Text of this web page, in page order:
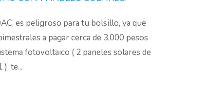
es peligroso para tu bolsillo, ya que
a pagar cerca de 3,000 pesos
fotovoltaico ( 2 paneles solares de
te...